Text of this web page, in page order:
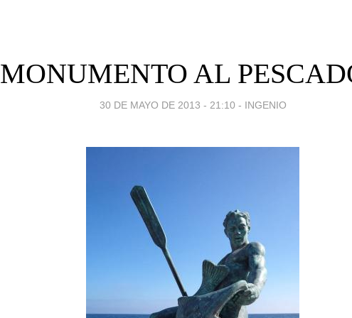
MONUMENTO AL
30 DE MAYO DE 2013 - 21:10 - INGENIO